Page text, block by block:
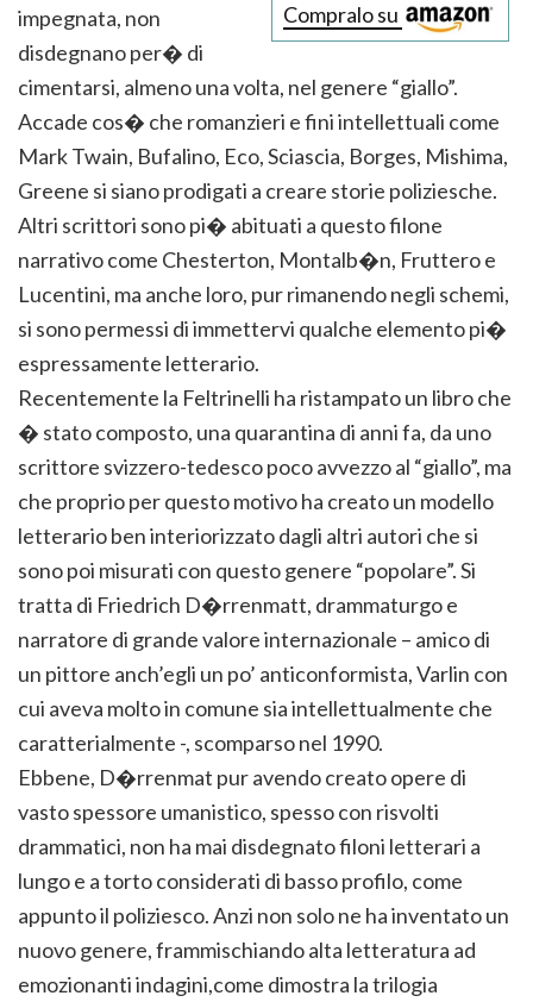
Compralo su
impegnata, non
disdegnano per� di
cimentarsi, almeno una volta, nel genere “giallo”.
Accade cos� che romanzieri e fini intellettuali come
Mark Twain, Bufalino, Eco, Sciascia, Borges, Mishima,
Greene si siano prodigati a creare storie poliziesche.
Altri scrittori sono pi� abituati a questo filone
narrativo come Chesterton, Montalb�n, Fruttero e
Lucentini, ma anche loro, pur rimanendo negli schemi,
si sono permessi di immettervi qualche elemento pi�
espressamente letterario.
Recentemente la Feltrinelli ha ristampato un libro che
� stato composto, una quarantina di anni fa, da uno
scrittore svizzero-tedesco poco avvezzo al “giallo”, ma
che proprio per questo motivo ha creato un modello
letterario ben interiorizzato dagli altri autori che si
sono poi misurati con questo genere “popolare”. Si
tratta di Friedrich D�rrenmatt, drammaturgo e
narratore di grande valore internazionale – amico di
un pittore anch’egli un po’ anticonformista, Varlin con
cui aveva molto in comune sia intellettualmente che
caratterialmente -, scomparso nel 1990.
Ebbene, D�rrenmat pur avendo creato opere di
vasto spessore umanistico, spesso con risvolti
drammatici, non ha mai disdegnato filoni letterari a
lungo e a torto considerati di basso profilo, come
appunto il poliziesco. Anzi non solo ne ha inventato un
nuovo genere, frammischiando alta letteratura ad
emozionanti indagini,come dimostra la trilogia